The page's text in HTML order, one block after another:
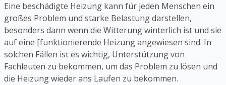
Eine beschädigte Heizung kann für jeden Menschen ein
großes Problem und starke Belastung darstellen,
besonders dann wenn die Witterung winterlich ist und sie
auf eine [funktionierende Heizung angewiesen sind. In
solchen Fällen ist es wichtig, Unterstützung von
Fachleuten zu bekommen, um das Problem zu lösen und
die Heizung wieder ans Laufen zu bekommen.